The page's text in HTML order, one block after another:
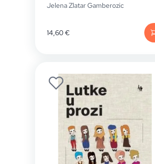
Jelena Zlatar Gamberozic
14,60€